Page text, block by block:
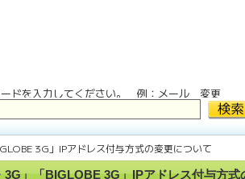
ードを入力してください。 例：メール 変更
3G」IPアドレス付与方式の変更について
」「BIGLOBE 3G」IPアドレス付与方式